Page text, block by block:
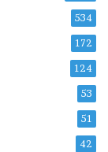
534
172
124
53
51
42